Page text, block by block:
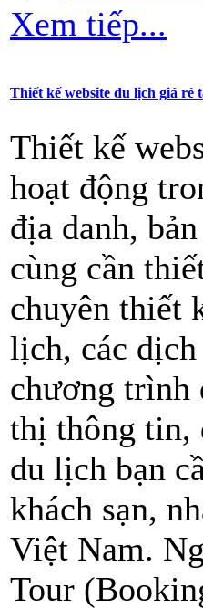
Xem tiếp...
Thiết kế website du lịch giá rẻ
Thiết kế
hoạt động
địa danh,
cùng cần
chuyên thiết
lịch, các
chương trình
thị thông tin,
du lịch bạn
khách sạn,
Việt Nam.
Tour